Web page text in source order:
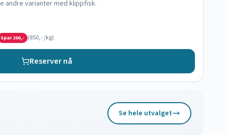
andre varianter med klippfisk.
Spar200,- (850,-/kg)
Reserver nå
Se hele utvalget